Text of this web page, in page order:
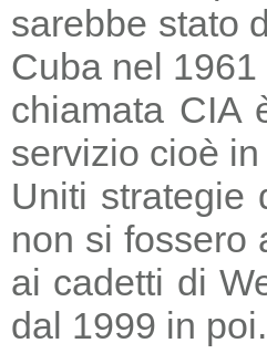
sarebbe stato
Cuba nel
chiamata CIA
servizio cioè
Uniti strategie
non si fossero
ai cadetti di
dal 1999 in poi.